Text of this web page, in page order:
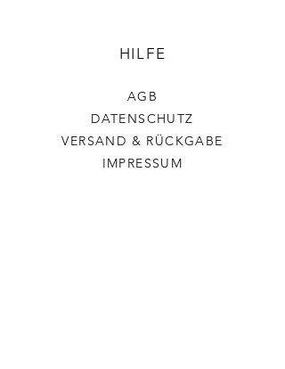
HILFE
AGB
DATENSCHUTZ
VERSAND & RÜCKGABE
IMPRESSUM